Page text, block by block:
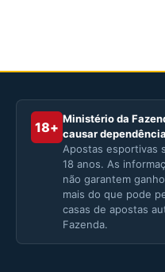
18+
Ministério da
causar
Apostas esportivas
18 anos. As
não garantem
mais do que pode
casas de apostas
Fazenda.